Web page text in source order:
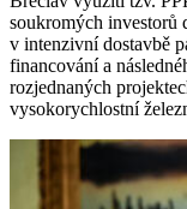
soukromých investorů
v intenzivní dostavbě
financování a
rozjednaných
vysokorychlostní